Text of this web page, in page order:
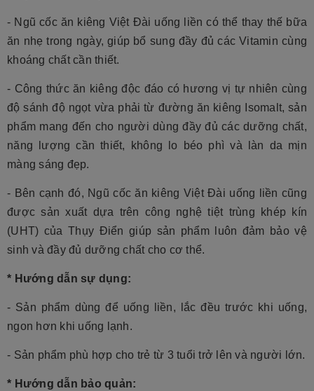
- Ngũ cốc ăn kiêng Việt Đài uống liền có thể thay thế bữa
ăn nhẹ trong ngày, giúp bổ sung đầy đủ các Vitamin cùng
khoáng chất cần thiết.
- Công thức ăn kiêng độc đáo có hương vị tự nhiên cùng
độ sánh độ ngọt vừa phải từ đường ăn kiêng Isomalt, sản
phẩm mang đến cho người dùng đầy đủ các dưỡng chất,
năng lượng cần thiết, không lo béo phì và làn da mịn
màng sáng đẹp.
- Bên cạnh đó, Ngũ cốc ăn kiêng Việt Đài uống liền cũng
được sản xuất dựa trên công nghệ tiệt trùng khép kín
(UHT) của Thụy Điển giúp sản phẩm luôn đảm bảo vệ
sinh và đầy đủ dưỡng chất cho cơ thể.
* Hướng dẫn sự dụng:
- Sản phẩm dùng để uống liền, lắc đều trước khi uống,
ngon hơn khi uống lạnh.
- Sản phẩm phù hợp cho trẻ từ 3 tuổi trở lên và người lớn.
* Hướng dẫn bảo quản: